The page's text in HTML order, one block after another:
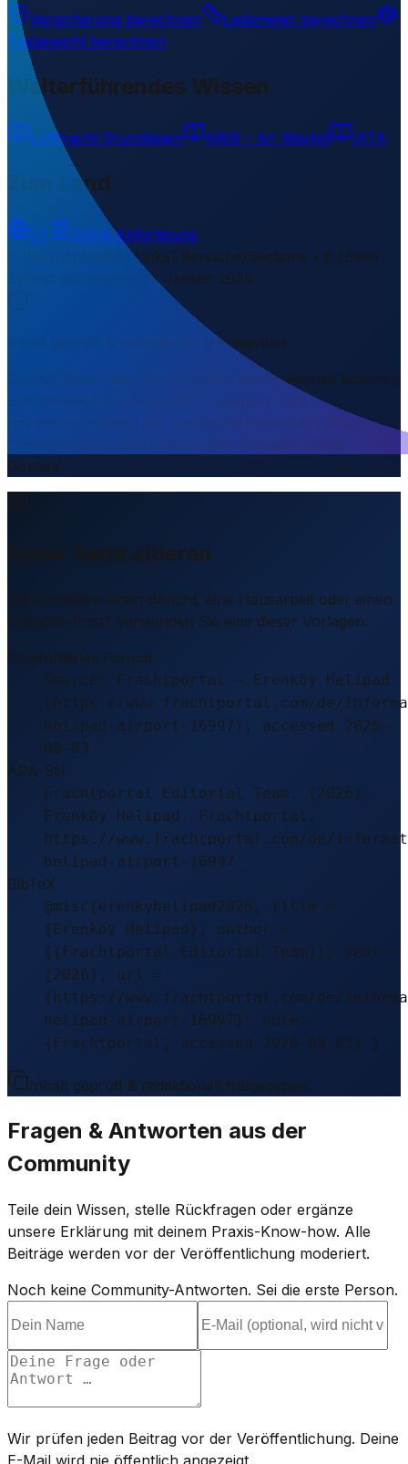
Versicherung berechnen
Lademeter berechnen
Taxgewicht berechnen
Weiterführendes Wissen
Luftfracht Grundlagen AWB – Air Waybill IATA
Zum Land
CY
Zoll & Abfertigung
Weiterführende Links1 Bereiche/Sections • 8 Links▾
31. Januar 2026
Inhalt geprüft & redaktionell freigegeben
Die auf dieser Seite dargestellten Informationen basieren
Infrastrukturdaten. Die logistische Bedeutung eines
Gewähr.
Diese Seite zitieren
Sie schreiben einen Bericht, eine Hausarbeit oder einen
LinkedIn-Post? Verwenden Sie eine dieser Vorlagen.
Empfohlenes Format
Source: Frachtportal – Erenköy Helipad
(https://www.frachtportal.com/de/
helipad-airport-16997), accessed 2026-
08-03
APA-Stil
Frachtportal Editorial Team. (2026).
Erenköy Helipad. Frachtportal.
https://www.frachtportal.com/de/
helipad-airport-16997
BibTeX
@misc{erenkyhelipad2026, title =
{Erenköy Helipad}, author =
{{Frachtportal Editorial Team}}, year =
{2026}, url =
{https://www.frachtportal.com/de/
helipad-airport-16997}, note =
{Frachtportal, accessed 2026-08-03} }
Inhalt geprüft & redaktionell freigegeben.
Fragen & Antworten aus der
Community
Teile dein Wissen, stelle Rückfragen oder ergänze
unsere Erklärung mit deinem Praxis-Know-how. Alle
Beiträge werden vor der Veröffentlichung moderiert.
Noch keine Community-Antworten. Sei die erste Person.
Wir prüfen jeden Beitrag vor der Veröffentlichung. Deine
E-Mail wird nie öffentlich angezeigt.